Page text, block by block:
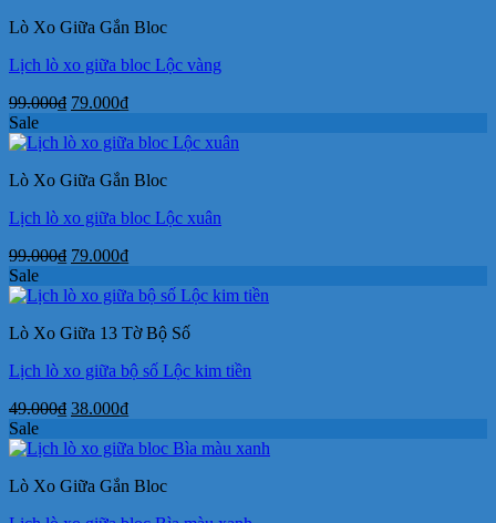
79.000₫.
Lò Xo Giữa Gắn Bloc
Lịch lò xo giữa bloc Lộc vàng
99.000₫ Giá
là:
79.000₫Giá
tại
79.000₫.
Sale
Lò Xo Giữa Gắn Bloc
Lịch lò xo giữa bloc Lộc xuân
99.000₫ Giá
là:
79.000₫Giá
tại
79.000₫.
Sale
Lò Xo Giữa 13 Tờ Bộ Số
Lịch lò xo giữa bộ số Lộc kim tiền
49.000₫ Giá
là:
38.000₫Giá
tại
38.000₫.
Sale
Lò Xo Giữa Gắn Bloc